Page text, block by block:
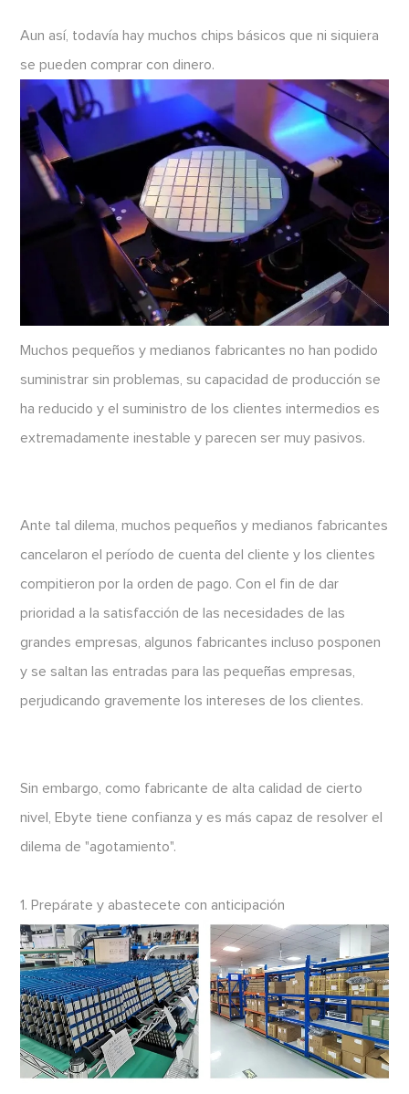
Aun así, todavía hay muchos chips básicos que ni siquiera
se pueden comprar con dinero.
Muchos pequeños y medianos fabricantes no han podido
suministrar sin problemas, su capacidad de producción se
ha reducido y el suministro de los clientes intermedios es
extremadamente inestable y parecen ser muy pasivos.
Ante tal dilema, muchos pequeños y medianos fabricantes
cancelaron el período de cuenta del cliente y los clientes
compitieron por la orden de pago. Con el fin de dar
prioridad a la satisfacción de las necesidades de las
grandes empresas, algunos fabricantes incluso posponen
y se saltan las entradas para las pequeñas empresas,
perjudicando gravemente los intereses de los clientes.
Sin embargo, como fabricante de alta calidad de cierto
nivel, Ebyte tiene confianza y es más capaz de resolver el
dilema de "agotamiento".
1. Prepárate y abastecete con anticipación